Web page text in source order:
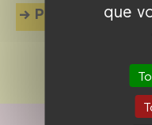
que
Plus d'info